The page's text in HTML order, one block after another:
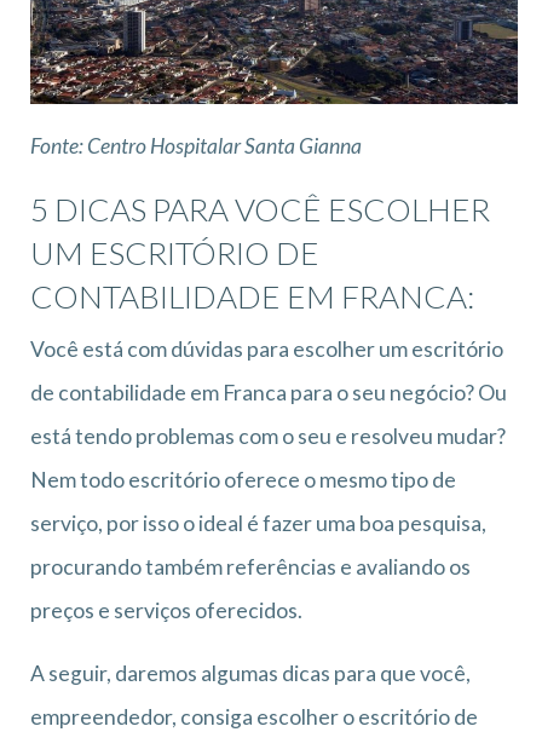
Fonte: Centro Hospitalar Santa Gianna
5 DICAS PARA VOCÊ ESCOLHER
UM ESCRITÓRIO DE
CONTABILIDADE EM FRANCA:
Você está com dúvidas para escolher um escritório
de contabilidade em Franca para o seu negócio? Ou
está tendo problemas com o seu e resolveu mudar?
Nem todo escritório oferece o mesmo tipo de
serviço, por isso o ideal é fazer uma boa pesquisa,
procurando também referências e avaliando os
preços e serviços oferecidos.
A seguir, daremos algumas dicas para que você,
empreendedor, consiga escolher o escritório de